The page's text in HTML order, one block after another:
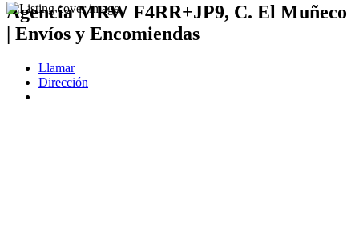
Agencia MRW F4RR+JP9, C. El Muñeco
| Envíos y Encomiendas
Llamar
Dirección